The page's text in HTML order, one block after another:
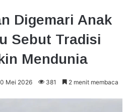
Digemari Anak
Sebut Tradisi
Mendunia
Mei 2026 381 2 menit membaca